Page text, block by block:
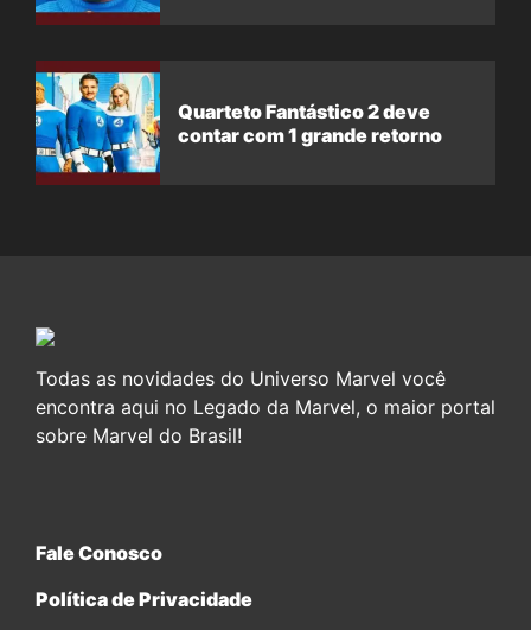
Quarteto Fantástico 2 deve
contar com 1 grande retorno
Todas as novidades do Universo Marvel você
encontra aqui no Legado da Marvel, o maior portal
sobre Marvel do Brasil!
Fale Conosco
Política de Privacidade